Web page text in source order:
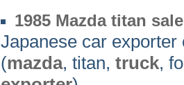
1985 Mazda titan
Japanese car exporter
(mazda, titan, truck,